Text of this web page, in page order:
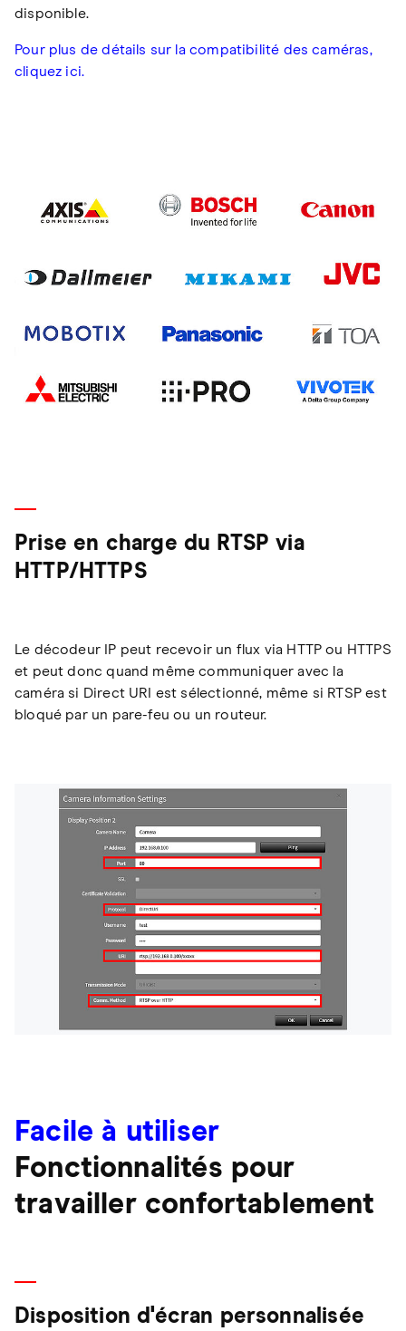
disponible.
Pour plus de détails sur la compatibilité des caméras,
cliquez ici.
Prise en charge du RTSP via
HTTP/HTTPS
Le décodeur IP peut recevoir un flux via HTTP ou HTTPS
et peut donc quand même communiquer avec la
caméra si Direct URI est sélectionné, même si RTSP est
bloqué par un pare-feu ou un routeur.
Facile à utiliser
Fonctionnalités pour
travailler confortablement
Disposition d'écran personnalisée